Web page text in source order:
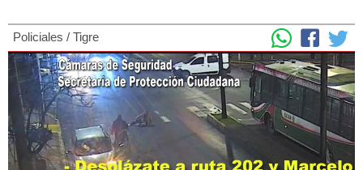
Policiales / Tigre